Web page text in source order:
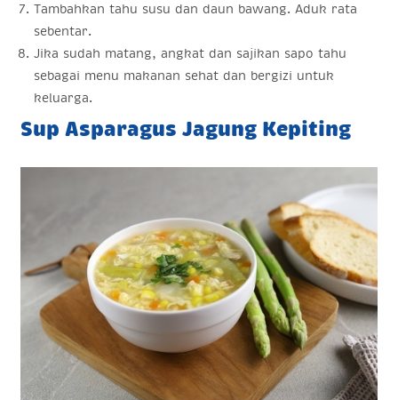
Tambahkan tahu susu dan daun bawang. Aduk rata
sebentar.
Jika sudah matang, angkat dan sajikan sapo tahu
sebagai menu makanan sehat dan bergizi untuk
keluarga.
Sup Asparagus Jagung Kepiting